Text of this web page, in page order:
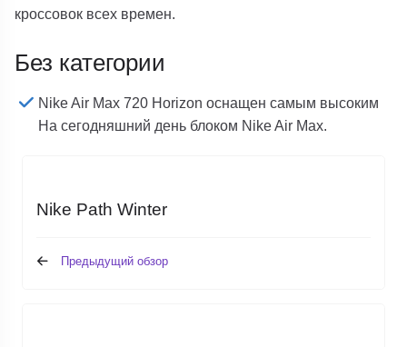
кроссовок всех времен.
Без категории
Nike Air Max 720 Horizon оснащен самым высоким
На сегодняшний день блоком Nike Air Max.
Nike Path Winter
Предыдущий обзор